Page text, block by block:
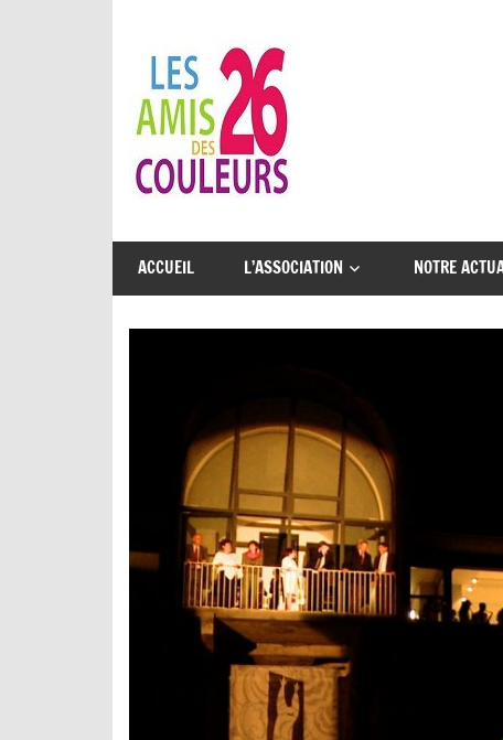
content
Couleurs…
belle
aventure
à
partager
ACCUEIL L’ASSOCIATION NOTRE